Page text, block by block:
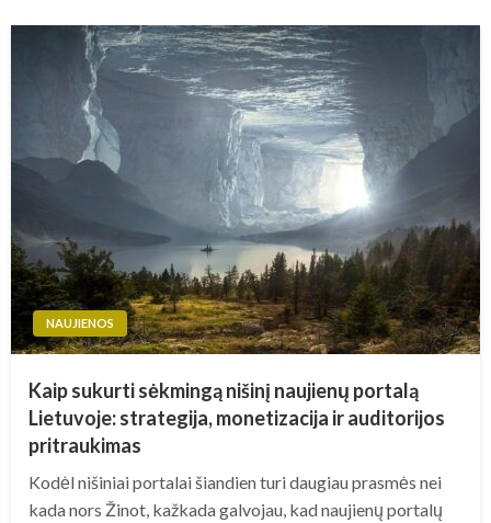
NAUJIENOS
Kaip sukurti sėkmingą nišinį naujienų portalą
Lietuvoje: strategija, monetizacija ir auditorijos
pritraukimas
Kodėl nišiniai portalai šiandien turi daugiau prasmės nei
kada nors Žinot, kažkada galvojau, kad naujienų portalų